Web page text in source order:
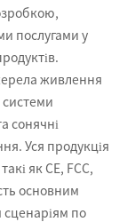
послугами у
живлення
системи
сонячні
Уся продукція
як CE, FCC,
основним
по